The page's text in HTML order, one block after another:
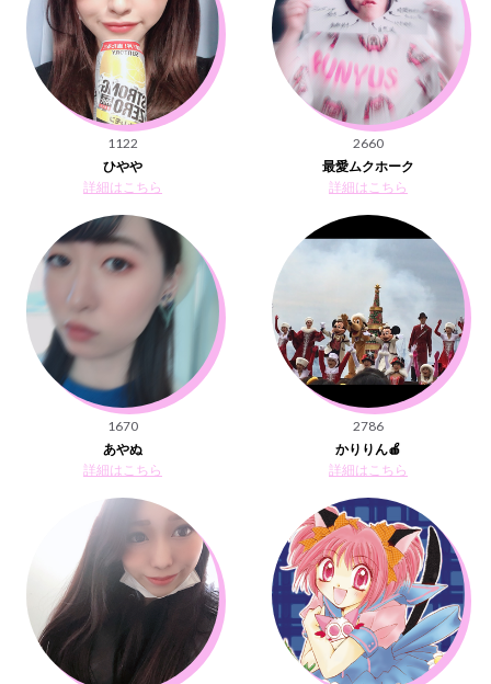
1122
ひやや
詳細はこちら
2660
最愛ムクホーク
詳細はこちら
1670
あやぬ
詳細はこちら
2786
かりりん🍎
詳細はこちら